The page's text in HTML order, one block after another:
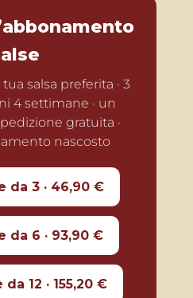
salsa preferita · 3
4 settimane · un
gratuita ·
nascosto
da 3 · 46,90 €
da 6 · 93,90 €
12 · 155,20 €